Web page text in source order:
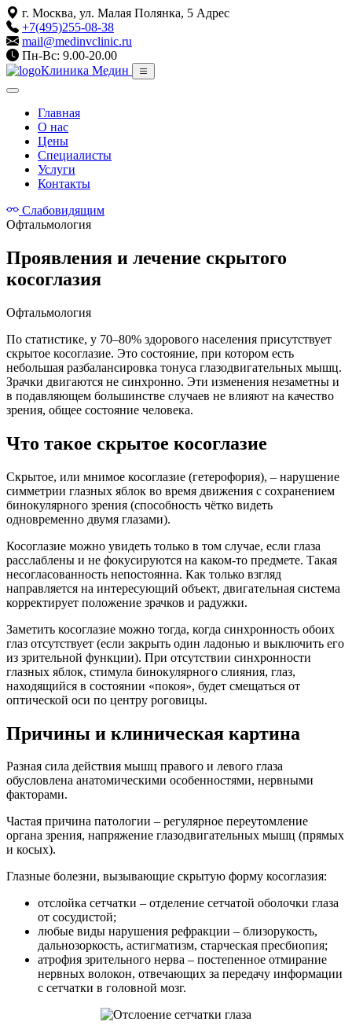
г. Москва, ул. Малая Полянка, 5 Адрес
+7(495)255-08-38
mail@medinvclinic.ru
Пн-Вс: 9.00-20.00
Клиника Медин
Главная
О нас
Цены
Специалисты
Услуги
Контакты
Слабовидящим
Офтальмология
Проявления и лечение скрытого
косоглазия
Офтальмология
По статистике, у 70–80% здорового населения присутствует
скрытое косоглазие. Это состояние, при котором есть
небольшая разбалансировка тонуса глазодвигательных мышц.
Зрачки двигаются не синхронно. Эти изменения незаметны и
в подавляющем большинстве случаев не влияют на качество
зрения, общее состояние человека.
Что такое скрытое косоглазие
Скрытое, или мнимое косоглазие (гетерофория), – нарушение
симметрии глазных яблок во время движения с сохранением
бинокулярного зрения (способность чётко видеть
одновременно двумя глазами).
Косоглазие можно увидеть только в том случае, если глаза
расслаблены и не фокусируются на каком-то предмете. Такая
несогласованность непостоянна. Как только взгляд
направляется на интересующий объект, двигательная система
корректирует положение зрачков и радужки.
Заметить косоглазие можно тогда, когда синхронность обоих
глаз отсутствует (если закрыть один ладонью и выключить его
из зрительной функции). При отсутствии синхронности
глазных яблок, стимула бинокулярного слияния, глаз,
находящийся в состоянии «покоя», будет смещаться от
оптической оси по центру роговицы.
Причины и клиническая картина
Разная сила действия мышц правого и левого глаза
обусловлена анатомическими особенностями, нервными
факторами.
Частая причина патологии – регулярное переутомление
органа зрения, напряжение глазодвигательных мышц (прямых
и косых).
Глазные болезни, вызывающие скрытую форму косоглазия:
отслойка сетчатки – отделение сетчатой оболочки глаза
от сосудистой;
любые виды нарушения рефракции – близорукость,
дальнозоркость, астигматизм, старческая пресбиопия;
атрофия зрительного нерва – постепенное отмирание
нервных волокон, отвечающих за передачу информации
с сетчатки в головной мозг.